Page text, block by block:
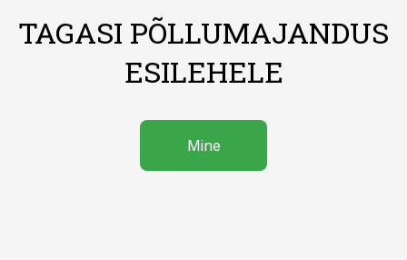
TAGASI PÕLLUMAJANDUS
ESILEHELE
Mine